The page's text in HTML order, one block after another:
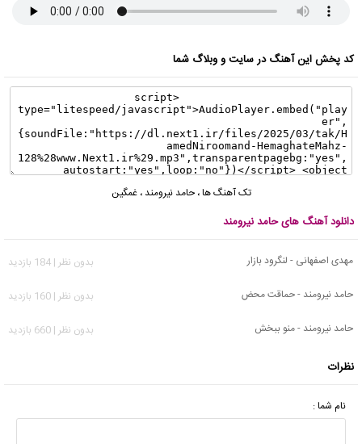
کد پخش این آهنگ در سایت و وبلاگ شما
تک آهنگ ها،حامد نیرومند ،غمگین
دانلود آهنگ های حامد نیرومند
مهدی اصفهانی - لنگرود بازار
بدون نظر | 184 بازدید
حامد نیرومند - حماقت محض
بدون نظر | 160 بازدید
حامد نیرومند - منو ببخش
بدون نظر | 660 بازدید
نظرات
نام شما :